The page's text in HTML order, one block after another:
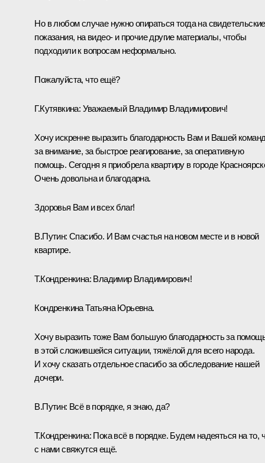
Но в любом случае нужно опираться тогда на свидетельские
показания, на видео- и прочие другие материалы, чтобы
подходили к вопросам неформально.
Пожалуйста, что ещё?
Г.Кутявкина: Уважаемый Владимир Владимирович!
Хочу искренне выразить благодарность Вам и Вашей
за внимание, за быстрое реагирование, за оперативную
помощь. Сегодня я приобрела квартиру в городе
Очень довольна и благодарна.
Здоровья Вам и всех благ!
В.Путин: Спасибо. И Вам счастья на новом месте и в новой
квартире.
Т.Кондренкина: Владимир Владимирович!
Кондренкина Татьяна Юрьевна.
Хочу выразить тоже Вам большую благодарность за
в этой сложившейся ситуации, тяжёлой для всего народа.
И хочу сказать отдельное спасибо за обследование нашей
дочери.
В.Путин: Всё в порядке, я знаю, да?
Т.Кондренкина: Пока всё в порядке. Будем надеяться на то,
с нами свяжутся ещё.